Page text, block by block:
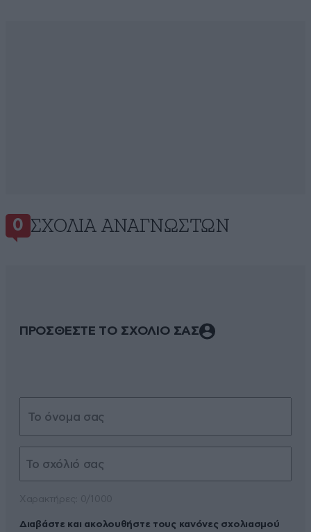
0 ΣΧΌΛΙΑ ΑΝΑΓΝΩΣΤΏΝ
ΠΡΟΣΘΕΣΤΕ ΤΟ ΣΧΟΛΙΟ ΣΑΣ
Διαβάστε και ακολουθήστε τους κανόνες σχολιασμού